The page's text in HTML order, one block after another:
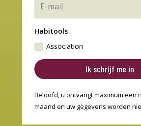
Habitools
Association
Ik schrijf me in
Beloofd, u ontvangt maximum een
maand en uw gegevens worden